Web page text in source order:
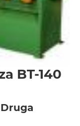
BT-140